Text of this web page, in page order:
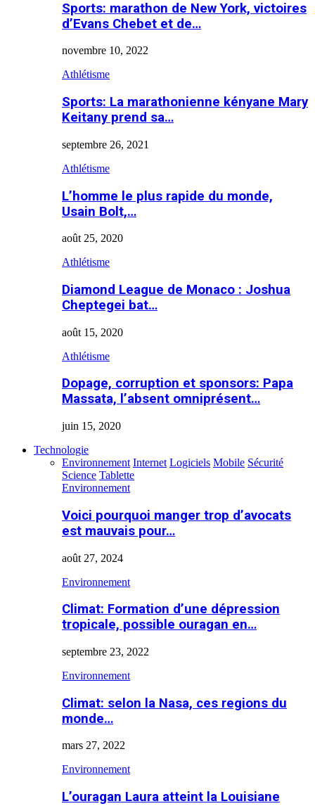
Sports: marathon de New York, victoires
d’Evans Chebet et de…
novembre 10, 2022
Athlétisme
Sports: La marathonienne kényane Mary
Keitany prend sa…
septembre 26, 2021
Athlétisme
L’homme le plus rapide du monde,
Usain Bolt,…
août 25, 2020
Athlétisme
Diamond League de Monaco : Joshua
Cheptegei bat…
août 15, 2020
Athlétisme
Dopage, corruption et sponsors: Papa
Massata, l’absent omniprésent…
juin 15, 2020
Technologie
Environnement Internet Logiciels Mobile Sécurité
Science Tablette
Environnement
Voici pourquoi manger trop d’avocats
est mauvais pour…
août 27, 2024
Environnement
Climat: Formation d’une dépression
tropicale, possible ouragan en…
septembre 23, 2022
Environnement
Climat: selon la Nasa, ces regions du
monde…
mars 27, 2022
Environnement
L’ouragan Laura atteint la Louisiane